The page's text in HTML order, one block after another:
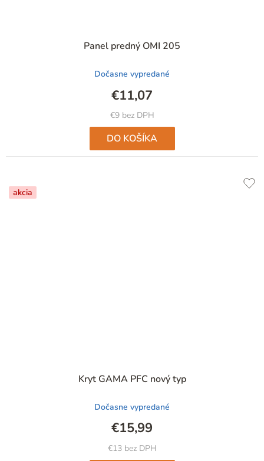
Panel predný OMI 205
Dočasne vypredané
€9 bez DPH
€11,07
DO KOŠÍKA
akcia
Kryt GAMA PFC nový typ
Dočasne vypredané
€13 bez DPH
€15,99